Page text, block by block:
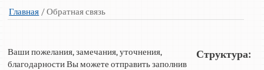
Главная /Обратная связь
Ваши пожелания, замечания, уточнения,
благодарности Вы можете отправить заполнив
Структура: